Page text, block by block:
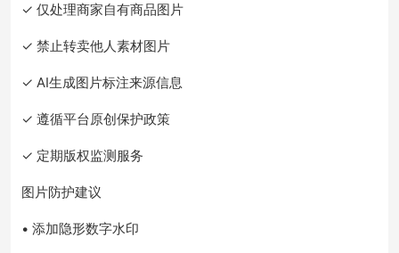
✓ 仅处理商家自有商品图片
✓ 禁止转卖他人素材图片
✓ AI生成图片标注来源信息
✓ 遵循平台原创保护政策
✓ 定期版权监测服务
图片防护建议
• 添加隐形数字水印